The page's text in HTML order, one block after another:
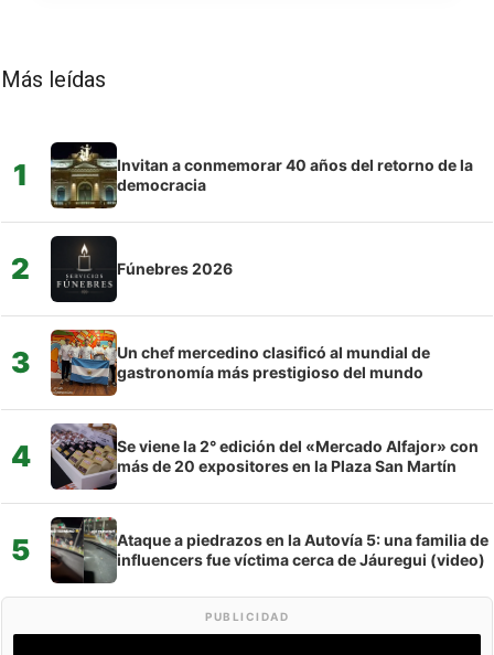
Más leídas
1
Invitan a conmemorar 40 años del retorno de la
democracia
2 Fúnebres 2026
3
Un chef mercedino clasificó al mundial de
gastronomía más prestigioso del mundo
4
Se viene la 2° edición del «Mercado Alfajor» con
más de 20 expositores en la Plaza San Martín
5
Ataque a piedrazos en la Autovía 5: una familia de
influencers fue víctima cerca de Jáuregui (video)
PUBLICIDAD